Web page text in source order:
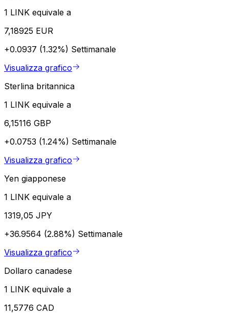
1 LINK equivale a
7,18925 EUR
+0.0937 (1.32%) Settimanale
Visualizza grafico
Sterlina britannica
1 LINK equivale a
6,15116 GBP
+0.0753 (1.24%) Settimanale
Visualizza grafico
Yen giapponese
1 LINK equivale a
1319,05 JPY
+36.9564 (2.88%) Settimanale
Visualizza grafico
Dollaro canadese
1 LINK equivale a
11,5776 CAD